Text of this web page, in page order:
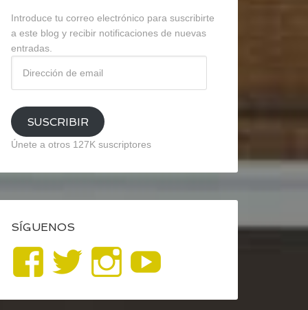
Introduce tu correo electrónico para suscribirte
a este blog y recibir notificaciones de nuevas
entradas.
email
SUSCRIBIR
Únete a otros 127K suscriptores
SÍGUENOS
Ver
perfil
Ver
perfil
Ver
perfil